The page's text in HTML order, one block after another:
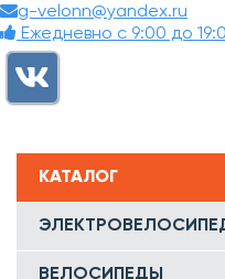
g-velonn@yandex.ru
Ежедневно с 9:00 до
КАТАЛОГ
ВЕЛОСИПЕДЫ